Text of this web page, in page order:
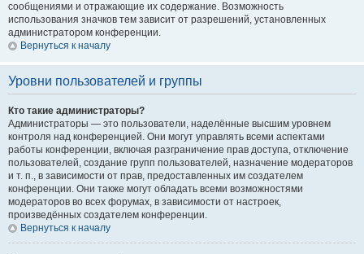
сообщениями и отражающие их содержание. Возможность
использования значков тем зависит от разрешений, установленных
администратором конференции.
Вернуться к началу
Уровни пользователей и группы
Кто такие администраторы?
Администраторы — это пользователи, наделённые высшим уровнем
контроля над конференцией. Они могут управлять всеми аспектами
работы конференции, включая разграничение прав доступа, отключение
пользователей, создание групп пользователей, назначение модераторов
и т. п., в зависимости от прав, предоставленных им создателем
конференции. Они также могут обладать всеми возможностями
модераторов во всех форумах, в зависимости от настроек,
произведённых создателем конференции.
Вернуться к началу